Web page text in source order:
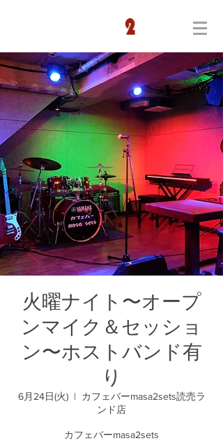
火曜ナイト〜オープ
ンマイク＆セッショ
ン〜ホストバンド有
り
6月24日(火)
  |
カフェバーmasa2sets読売ラ
ンド店
カフェバーmasa2sets